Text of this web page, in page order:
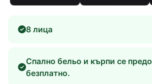
8 лица
Спално бельо и кърпи се
безплатно.